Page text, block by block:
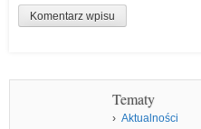
Tematy
Aktualności